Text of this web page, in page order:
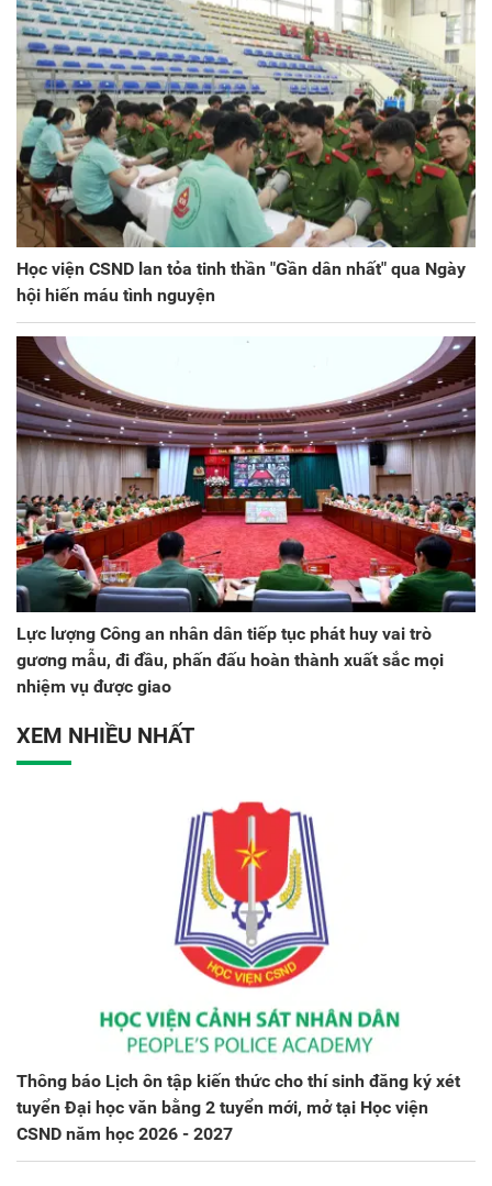
Học viện CSND lan tỏa tinh thần "Gần dân nhất" qua Ngày
hội hiến máu tình nguyện
Lực lượng Công an nhân dân tiếp tục phát huy vai trò
gương mẫu, đi đầu, phấn đấu hoàn thành xuất sắc mọi
nhiệm vụ được giao
XEM NHIỀU NHẤT
Thông báo Lịch ôn tập kiến thức cho thí sinh đăng ký xét
tuyển Đại học văn bằng 2 tuyển mới, mở tại Học viện
CSND năm học 2026 - 2027